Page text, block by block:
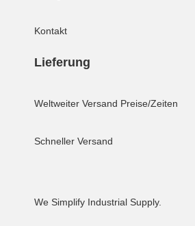
Kontakt
Lieferung
Weltweiter Versand Preise/Zeiten
Schneller Versand
We Simplify Industrial Supply.